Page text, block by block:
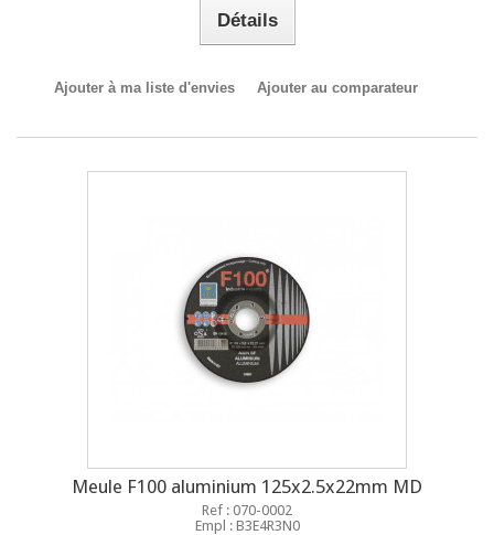
Détails
Ajouter à ma liste d'envies Ajouter au comparateur
Meule F100 aluminium 125x2.5x22mm MD
Ref : 070-0002
Empl : B3E4R3N0